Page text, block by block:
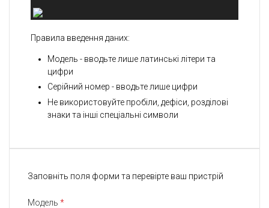
Правила введення даних:
Модель - вводьте лише латинські літери та
цифри
Серійний номер - вводьте лише цифри
Не використовуйте пробіли, дефіси, розділові
знаки та інші спеціальні символи
Заповніть поля форми та перевірте ваш пристрій
Модель